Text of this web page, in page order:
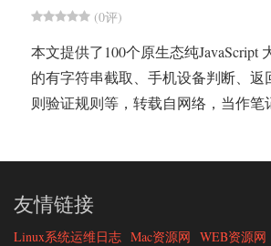
(0评)
本文提供了100个原生态纯JavaScript
的有字符串截取、手机设备判断、返
则验证规则等，转载自网络，当作笔
友情链接
Linux系统运维日志 Mac资源网 WEB资源网